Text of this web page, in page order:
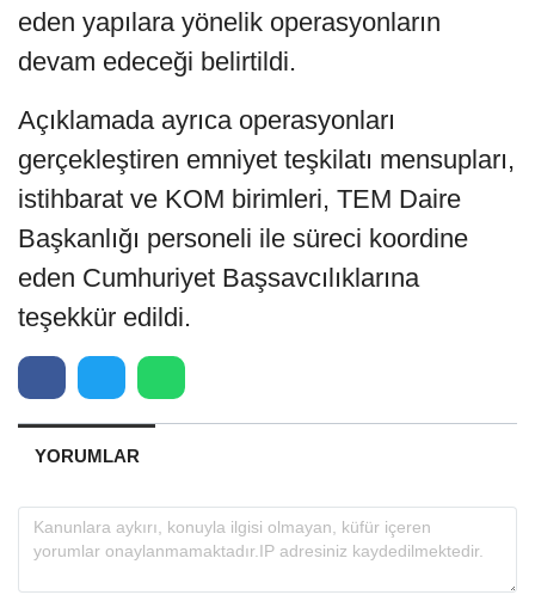
eden yapılara yönelik operasyonların
devam edeceği belirtildi.
Açıklamada ayrıca operasyonları
gerçekleştiren emniyet teşkilatı mensupları,
istihbarat ve KOM birimleri, TEM Daire
Başkanlığı personeli ile süreci koordine
eden Cumhuriyet Başsavcılıklarına
teşekkür edildi.
YORUMLAR